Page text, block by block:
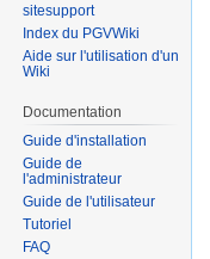
sitesupport
Index du PGVWiki
Aide sur l'utilisation d'un
Wiki
Documentation
Guide d'installation
Guide de
l'administrateur
Guide de l'utilisateur
Tutoriel
FAQ